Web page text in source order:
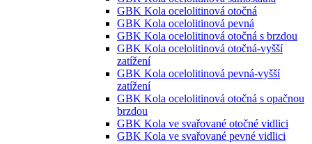
GBK Kola ocelolitinová otočná
GBK Kola ocelolitinová pevná
GBK Kola ocelolitinová otočná s brzdou
GBK Kola ocelolitinová otočná-vyšší
zatížení
GBK Kola ocelolitinová pevná-vyšší
zatížení
GBK Kola ocelolitinová otočná s opačnou
brzdou
GBK Kola ve svařované otočné vidlici
GBK Kola ve svařované pevné vidlici